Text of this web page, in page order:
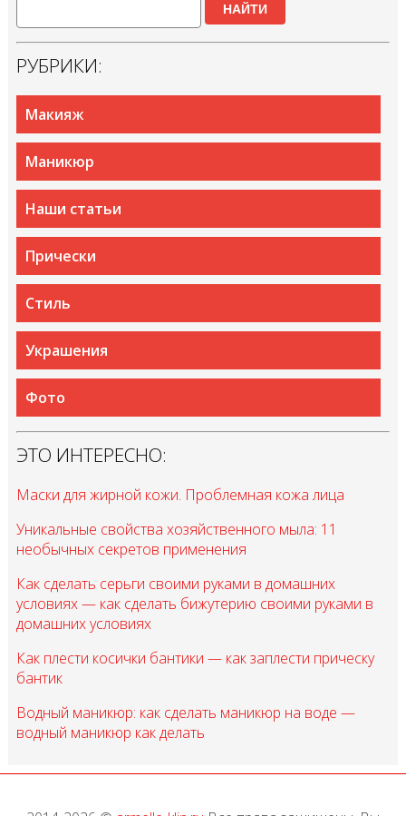
НАЙТИ
РУБРИКИ:
Макияж
Маникюр
Наши статьи
Прически
Стиль
Украшения
Фото
ЭТО ИНТЕРЕСНО:
Маски для жирной кожи. Проблемная кожа лица
Уникальные свойства хозяйственного мыла: 11
необычных секретов применения
Как сделать серьги своими руками в домашних
условиях — как сделать бижутерию своими руками в
домашних условиях
Как плести косички бантики — как заплести прическу
бантик
Водный маникюр: как сделать маникюр на воде —
водный маникюр как делать